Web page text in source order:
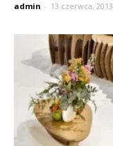
admin - 13 czerwca, 2013